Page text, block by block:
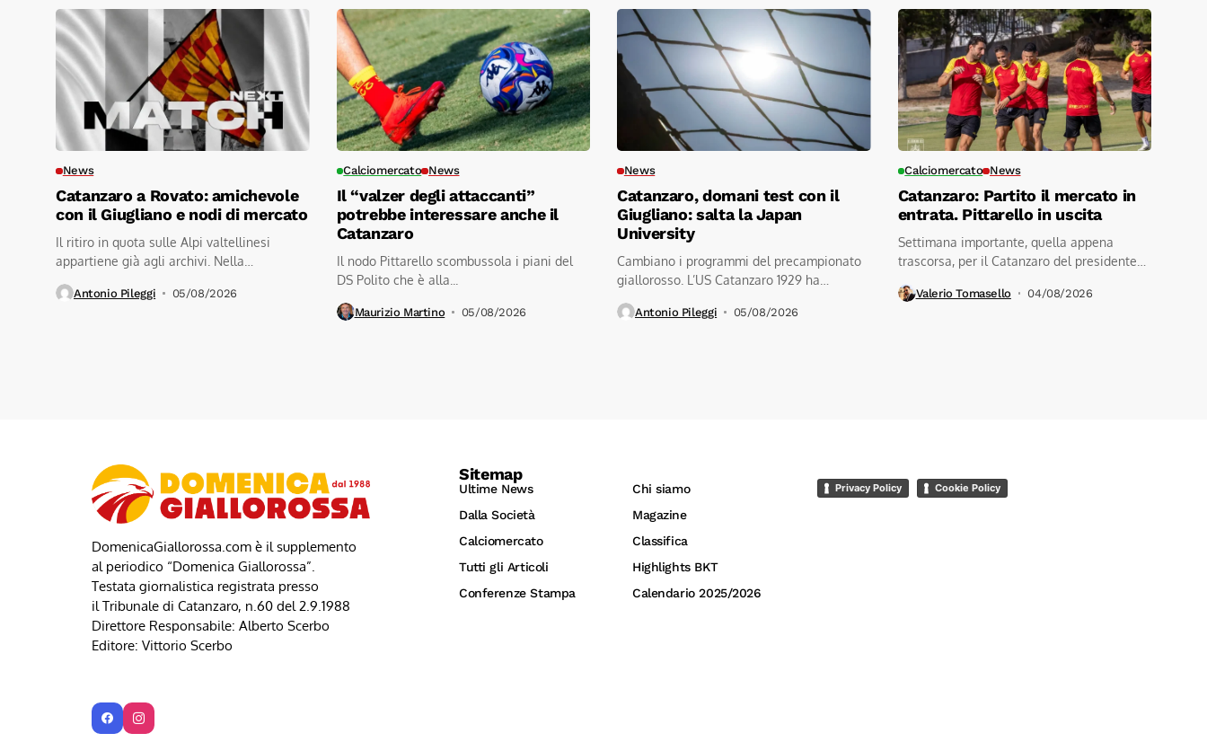
News
Catanzaro a Rovato: amichevole
con il Giugliano e nodi di mercato
Il ritiro in quota sulle Alpi valtellinesi
appartiene già agli archivi. Nella
mattinata...
Antonio Pileggi 05/08/2026
Calciomercato News
Il “valzer degli attaccanti”
potrebbe interessare anche il
Catanzaro
Il nodo Pittarello scombussola i piani del
DS Polito che è alla...
Maurizio Martino 05/08/2026
News
Catanzaro, domani test con il
Giugliano: salta la Japan
University
Cambiano i programmi del precampionato
giallorosso. L’US Catanzaro 1929 ha
comunicato la cancellazione
dell’amichevole...
Antonio Pileggi 05/08/2026
Calciomercato News
Catanzaro: Partito il mercato in
entrata. Pittarello in uscita
Settimana importante, quella appena
trascorsa, per il Catanzaro del presidente
Valerio Tomasello 04/08/2026
DomenicaGiallorossa.com è il supplemento
al periodico “Domenica Giallorossa”.
Testata giornalistica registrata presso
il Tribunale di Catanzaro, n.60 del 2.9.1988
Direttore Responsabile: Alberto Scerbo
Editore: Vittorio Scerbo
Sitemap
Ultime News
Chi siamo
Dalla Società
Magazine
Calciomercato
Classifica
Tutti gli Articoli
Highlights BKT
Conferenze Stampa
Calendario 2025/2026
Privacy Policy Cookie Policy